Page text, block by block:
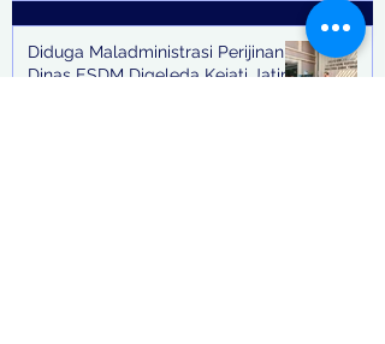
Diduga Maladministrasi Perijinan,
Dinas ESDM Digeleda Kejati Jatim